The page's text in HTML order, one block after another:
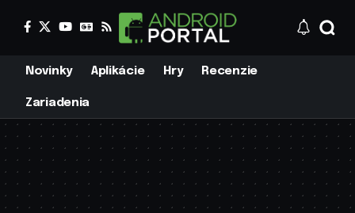
Novinky Aplikácie Hry Recenzie
Zariadenia